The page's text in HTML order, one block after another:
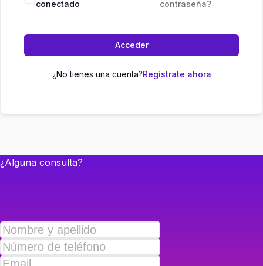
conectado
contraseña?
Acceder
¿No tienes una cuenta?Regístrate ahora
¿Alguna consulta?